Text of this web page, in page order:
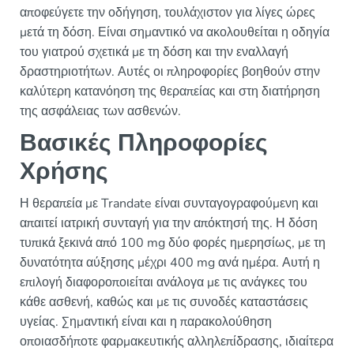
αποφεύγετε την οδήγηση, τουλάχιστον για λίγες ώρες
μετά τη δόση. Είναι σημαντικό να ακολουθείται η οδηγία
του γιατρού σχετικά με τη δόση και την εναλλαγή
δραστηριοτήτων. Αυτές οι πληροφορίες βοηθούν στην
καλύτερη κατανόηση της θεραπείας και στη διατήρηση
της ασφάλειας των ασθενών.
Βασικές Πληροφορίες
Χρήσης
Η θεραπεία με Trandate είναι συνταγογραφούμενη και
απαιτεί ιατρική συνταγή για την απόκτησή της. Η δόση
τυπικά ξεκινά από 100 mg δύο φορές ημερησίως, με τη
δυνατότητα αύξησης μέχρι 400 mg ανά ημέρα. Αυτή η
επιλογή διαφοροποιείται ανάλογα με τις ανάγκες του
κάθε ασθενή, καθώς και με τις συνοδές καταστάσεις
υγείας. Σημαντική είναι και η παρακολούθηση
οποιασδήποτε φαρμακευτικής αλληλεπίδρασης, ιδιαίτερα